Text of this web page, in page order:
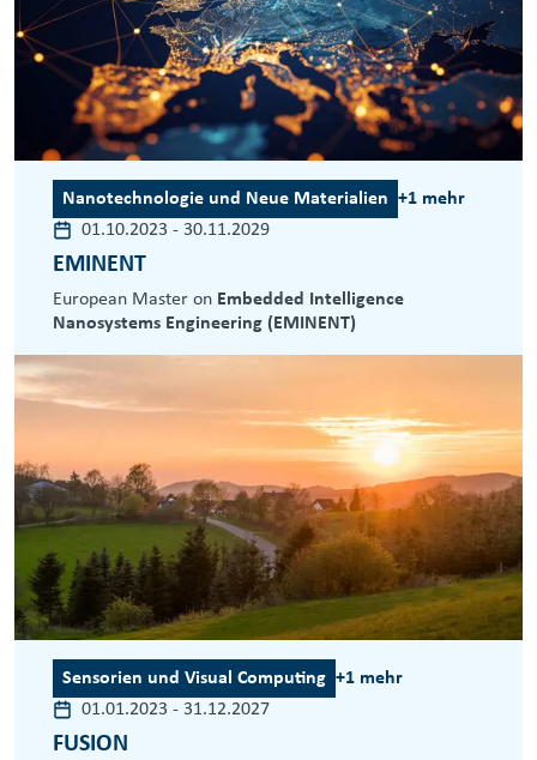
Nanotechnologie und Neue Materialien +1 mehr
01.10.2023 - 30.11.2029
EMINENT
European Master on Embedded Intelligence
Nanosystems Engineering (EMINENT)
Sensorien und Visual Computing +1 mehr
01.01.2023 - 31.12.2027
FUSION